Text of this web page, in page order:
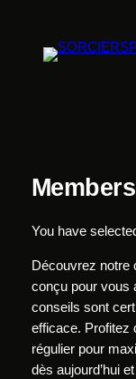
contenu
You have
Découvrez notre
conçu pour vous
conseils sont
efficace. Profitez
régulier pour
dès aujourd’hui